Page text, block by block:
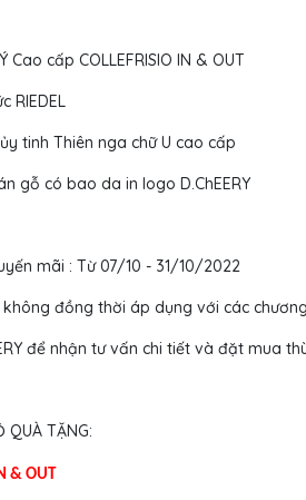
Cao cấp COLLEFRISIO IN & OUT
RIEDEL
tinh Thiên nga chữ U cao cấp
gỗ có bao da in logo D.ChEERY
mãi : Từ 07/10 - 31/10/2022
không đồng thời áp dụng với các
để nhận tư vấn chi tiết và đặt mua
QUÀ TẶNG:
& OUT